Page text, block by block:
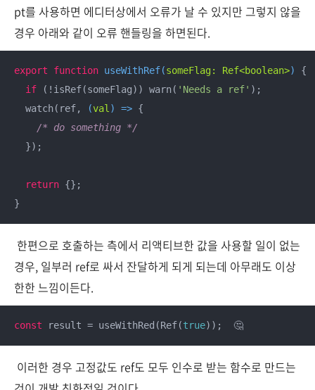
pt를 사용하면 에디터상에서 오류가 날 수 있지만 그렇지 않을
경우 아래와 같이 오류 핸들링을 하면된다.
export function useWithRef(someFlag: Ref<boolean>) {
if (!isRef(someFlag)) warn( 'Needs a ref' );
  watch(ref,
(val) => {
/* do something */
  });
return {};
}
한편으로 호출하는 측에서 리액티브한 값을 사용할 일이 없는
경우, 일부러 ref로 싸서 잔달하게 되게 되는데 아무래도 이상
한한 느낌이든다.
const result = useWithRed(Ref(true));  🤔
이러한 경우 고정값도 ref도 모두 인수로 받는 함수로 만드는